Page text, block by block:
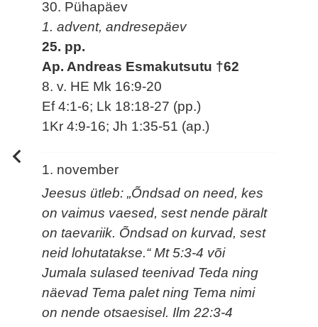
30. Pühapäev
1. advent, andresepäev
25. pp.
Ap. Andreas Esmakutsutu †62
8. v. HE Mk 16:9-20
Ef 4:1-6; Lk 18:18-27 (pp.)
1Kr 4:9-16; Jh 1:35-51 (ap.)
1. november
Jeesus ütleb: „Õndsad on need, kes
on vaimus vaesed, sest nende päralt
on taevariik. Õndsad on kurvad, sest
neid lohutatakse.“ Mt 5:3-4 või
Jumala sulased teenivad Teda ning
näevad Tema palet ning Tema nimi
on nende otsaesisel. Ilm 22:3-4